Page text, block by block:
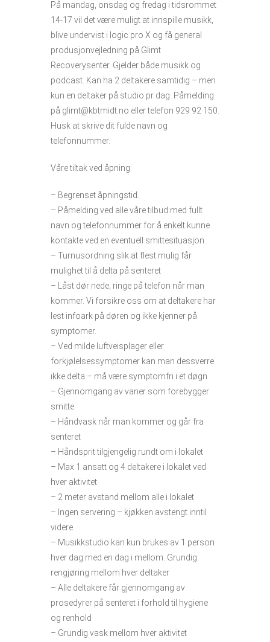
På mandag, onsdag og fredag i tidsrommet
14-17 vil det være muligt at innspille musikk,
blive undervist i logic pro X og få general
produsjonvejledning på Glimt
Recoverysenter. Gjelder både musikk og
podcast. Kan ha 2 deltakere samtidig – men
kun en deltaker på studio pr dag. Påmelding
på glimt@kbtmidt.no eller telefon 929 92 150.
Husk at skrive dit fulde navn og
telefonnummer.
Våre tiltak ved åpning:
– Begrenset åpningstid.
– Påmelding ved alle våre tilbud med fullt
navn og telefonnummer for å enkelt kunne
kontakte ved en eventuell smittesituasjon.
– Turnusordning slik at flest mulig får
mulighet til å delta på senteret
– Låst dør nede; ringe på telefon når man
kommer. Vi forsikre oss om at deltakere har
lest infoark på døren og ikke kjenner på
symptomer.
– Ved milde luftveisplager eller
forkjølelsessymptomer kan man dessverre
ikke delta – må være symptomfri i et døgn
– Gjennomgang av vaner som forebygger
smitte
– Håndvask når man kommer og går fra
senteret
– Håndsprit tilgjengelig rundt om i lokalet
– Max 1 ansatt og 4 deltakere i lokalet ved
hver aktivitet
– 2 meter avstand mellom alle i lokalet
– Ingen servering – kjøkken avstengt inntil
videre
– Musikkstudio kan kun brukes av 1 person
hver dag med en dag i mellom. Grundig
rengjøring mellom hver deltaker
– Alle deltakere får gjennomgang av
prosedyrer på senteret i forhold til hygiene
og renhold
– Grundig vask mellom hver aktivitet